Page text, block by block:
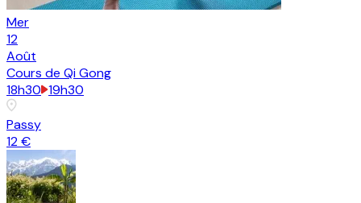
Mer
12
Août
Cours de Qi Gong
18h30 19h30
Passy
12 €